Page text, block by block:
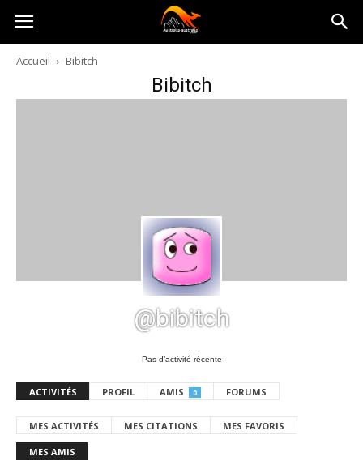
Australia-
australie.com
Accueil Bibitch
Bibitch
@bibitch
Pas d’activité récente
ACTIVITÉS PROFIL AMIS 0 FORUMS
MES ACTIVITÉS MES CITATIONS MES FAVORIS
MES AMIS